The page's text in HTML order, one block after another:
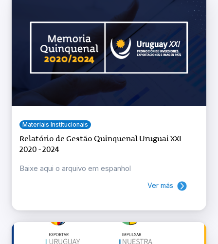
Materiais Institucionais
Relatório de Gestão Quinquenal Uruguai XXI
2020 - 2024
Baixe aqui o arquivo em espanhol
Ver más